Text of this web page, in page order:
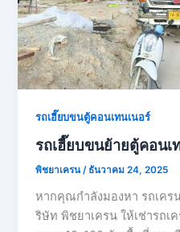
รถเฮี๊ยบขนตู้คอนเทนเนอร์
รถเฮี๊ยบขนย้ายตู้คอนเ
พิชยาเครน/ ธันวาคม 24, 2025
หากคุณกำลังมองหา รถเครน
ริษัท พิชยาเครน ให้เช่ารถเ